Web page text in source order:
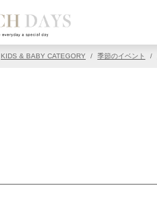
KIDS & BABY CATEGORY / 季節のイベント /